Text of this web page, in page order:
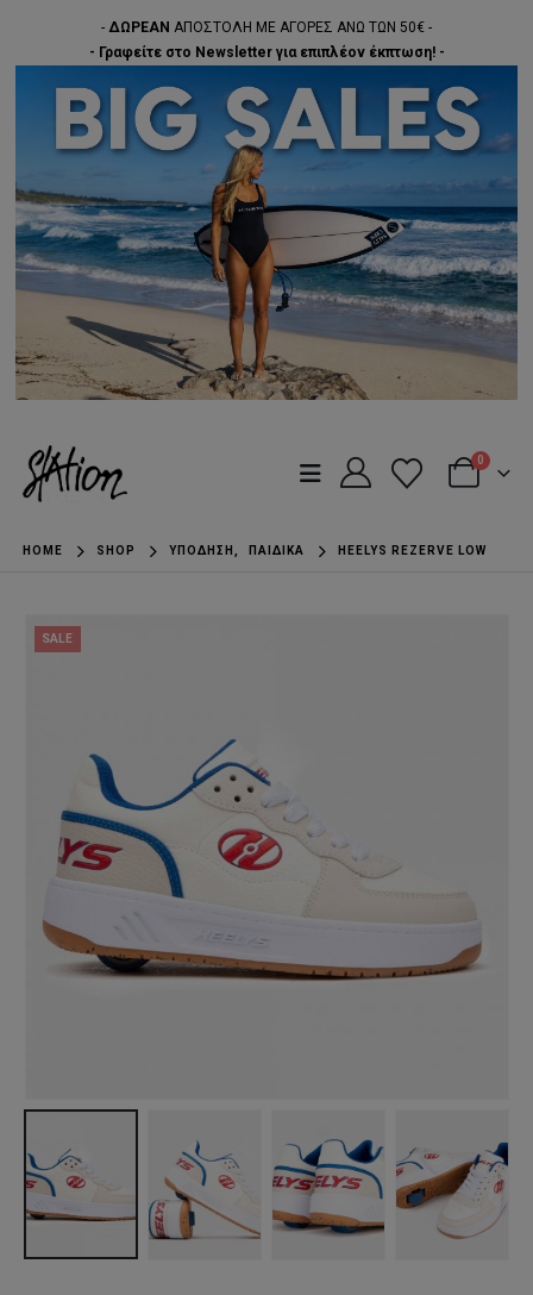
- ΔΩΡΕΑΝ ΑΠΟΣΤΟΛΗ ΜΕ ΑΓΟΡΕΣ ΑΝΩ ΤΩΝ 50€ -
- Γραφείτε στο Newsletter για επιπλέον έκπτωση! -
0
HOME SHOP ΥΠΌΔΗΣΗ, ΠΑΙΔΙΚΆ HEELYS REZERVE LOW
SALE